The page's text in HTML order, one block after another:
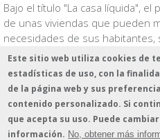
Bajo el título "La casa líquida", el
de unas viviendas que pueden
necesidades de sus
equilibrio.
20 de diciembre de 2015
Este sitio web utiliza cookies de
estadísticas de uso, con la
de la página web y sus
contenido personalizado. Si
que acepta su uso. Puede
información. No, obtener más